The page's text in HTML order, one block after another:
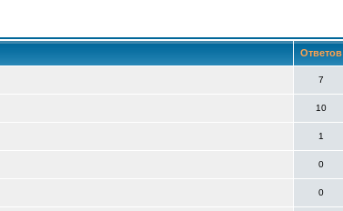
Ответов
7
10
1
0
0